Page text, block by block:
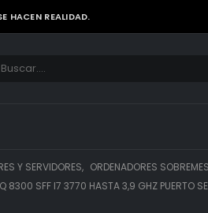
HACEN REALIDAD.
Y SERVIDORES, ORDENADORES
8300 SFF I7 3770 HASTA 3,9 GHZ PUERTO